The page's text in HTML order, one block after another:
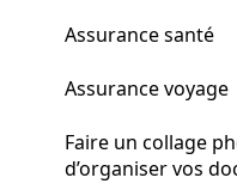
Assurance santé
Assurance voyage
Faire un collage
d’organiser vos